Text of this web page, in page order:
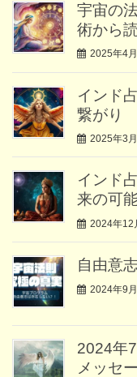
宇宙の
術から
2025年4
インド
繋がり
2025年3
インド
来の可
2024年12
自由意
2024年9
2024年
メッセ